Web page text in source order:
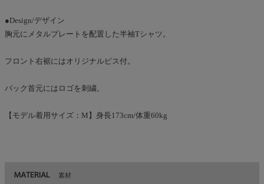
●Design/デザイン
胸元にメタルプレートを配置した半袖Tシャツ。
フロント右裾にはオリジナルピス付。
バック首元にはロゴを刺繍。
【モデル着用サイズ：M】身長173cm/体重60kg
MATERIAL 素材